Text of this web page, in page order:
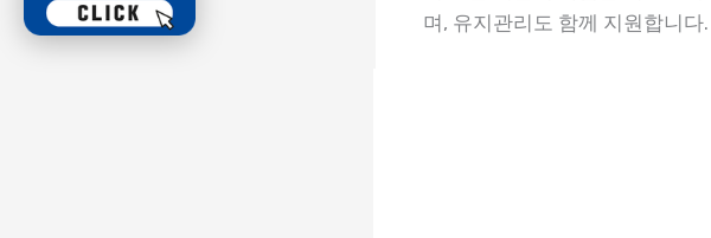
며, 유지관리도 함께 지원합니다.